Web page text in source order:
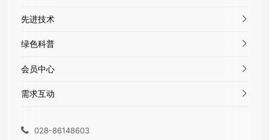
先进技术
绿色科普
会员中心
需求互动
 028-86148603